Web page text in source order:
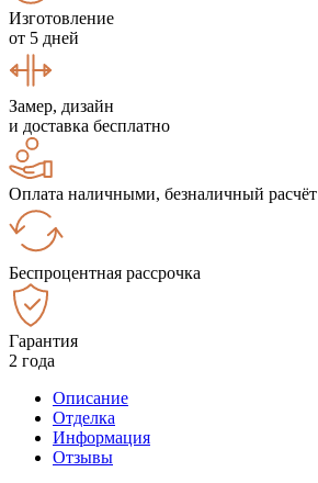
Изготовление
от 5 дней
Замер, дизайн
и доставка бесплатно
Оплата наличными, безналичный расчёт
Беспроцентная рассрочка
Гарантия
2 года
Описание
Отделка
Информация
Отзывы